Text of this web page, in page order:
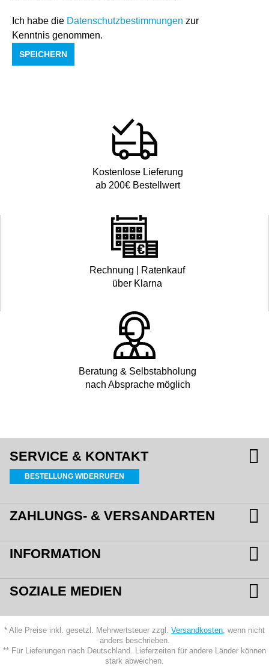
Ich habe die Datenschutzbestimmungen zur
Kenntnis genommen.
SPEICHERN
Kostenlose Lieferung
ab 200€ Bestellwert
Rechnung | Ratenkauf
über Klarna
Beratung & Selbstabholung
nach Absprache möglich
SERVICE & KONTAKT
BESTELLUNG WIDERRUFEN
ZAHLUNGS- & VERSANDARTEN
INFORMATION
SOZIALE MEDIEN
* Alle Preise inkl. gesetzl. Mehrwertsteuer zzgl. Versandkosten , wenn nicht
anders beschrieben.
** Für Lieferungen nach Deutschland. Lieferzeiten für andere Länder können
stark abweichen.